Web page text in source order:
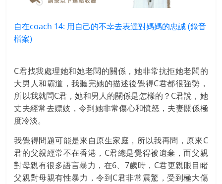
自在coach 14: 用自己的不幸去表達對媽媽的忠誠 (錄音
檔案)
C君找我處理她和她老闆的關係，她非常抗拒她老闆的
大男人和霸道，我聽完她的描述後覺得C君都很強勢，
所以我就問C君，她和男人的關係是怎樣的？C君說，她
丈夫經常去嫖妓，令到她非常傷心和憤怒，夫妻關係極
度冷淡。
我覺得問題可能是來自原生家庭，所以我再問，原來C
君的父親經常不在香港，C君總是覺得被遺棄，而父親
對母親有很多語言暴力，在6、7歲時，C君更親眼目睹
父親對母親有性暴力，令到C君非常震驚，受到極大傷